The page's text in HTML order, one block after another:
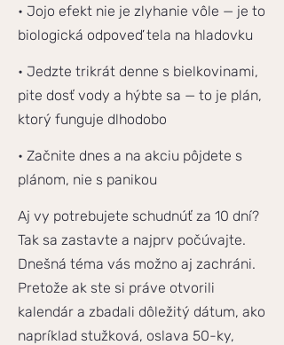
• Jojo efekt nie je zlyhanie vôle — je to
biologická odpoveď tela na hladovku
• Jedzte trikrát denne s bielkovinami,
pite dosť vody a hýbte sa — to je plán,
ktorý funguje dlhodobo
• Začnite dnes a na akciu pôjdete s
plánom, nie s panikou
Aj vy potrebujete schudnúť za 10 dní?
Tak sa zastavte a najprv počúvajte.
Dnešná téma vás možno aj zachráni.
Pretože ak ste si práve otvorili
kalendár a zbadali dôležitý dátum, ako
napríklad stužková, oslava 50-ky,